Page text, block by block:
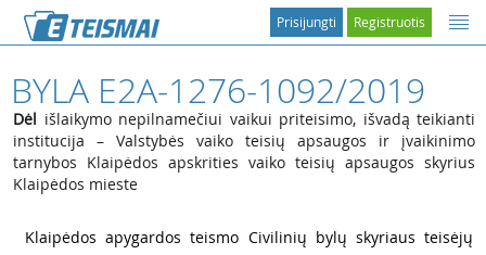
Registruotis
Prisijungti
BYLA E2A-1276-1092/2019
Dėl išlaikymo nepilnamečiui vaikui priteisimo, išvadą teikianti
institucija – Valstybės vaiko teisių apsaugos ir įvaikinimo
tarnybos Klaipėdos apskrities vaiko teisių apsaugos skyrius
Klaipėdos mieste
Klaipėdos apygardos teismo Civilinių bylų skyriaus teisėjų